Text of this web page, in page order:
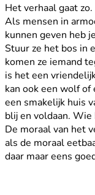
Het verhaal gaat zo.
Als mensen in
kunnen geven heb
Stuur ze het bos in
komen ze iemand
is het een
kan ook een wolf of
een smakelijk huis
blij en voldaan.
De moraal van het
als de moraal
daar maar eens